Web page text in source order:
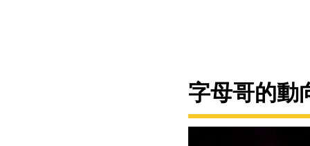
字母哥的動